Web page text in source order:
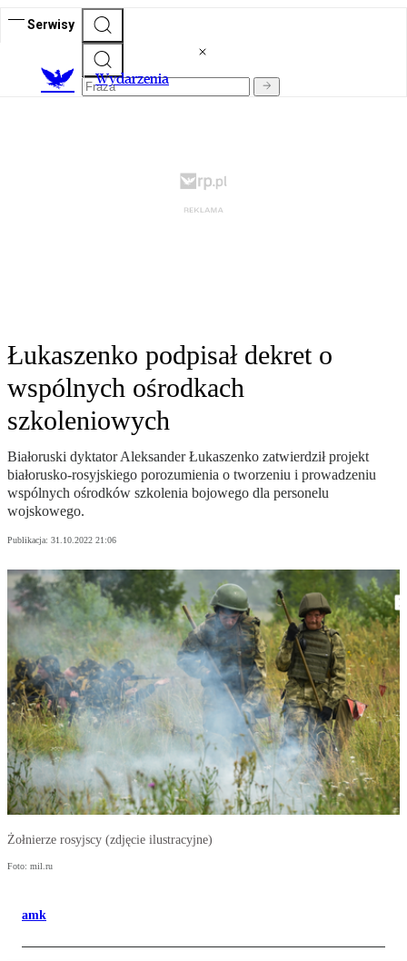
Serwisy
Wydarzenia
Łukaszenko podpisał dekret o
wspólnych ośrodkach
szkoleniowych
Białoruski dyktator Aleksander Łukaszenko zatwierdził projekt
białorusko-rosyjskiego porozumienia o tworzeniu i prowadzeniu
wspólnych ośrodków szkolenia bojowego dla personelu
wojskowego.
Publikacja: 31.10.2022 21:06
Żołnierze rosyjscy (zdjęcie ilustracyjne)
Foto: mil.ru
amk